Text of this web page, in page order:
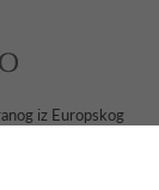
iz Europskog